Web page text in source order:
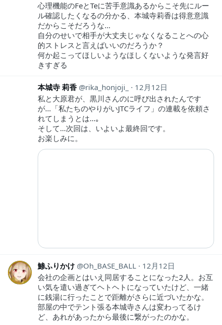
心理機能のFeとTeに苦手意識あるからこそ先にルー
ル確認したくなるの分かる、本城寺莉香は得意意識
だからこそだろうな…
自分のせいで相手が大丈夫じゃなくなることへの心
的ストレスと言えばいいのだろうか？
何か起こってほしいようなほしくないような発言好
きすぎる
本城寺 莉香 rika_honjoji_
12月12日
私と大原君が、黒川さんのに呼び出されたんです
が…「私たちのやりがいJTCライフ」の連載を依頼さ
れてしまうとは…｡
そして…次回は、いよいよ最終回です。
お楽しみに。
鯵ふりかけ Oh_BASE_BALL
12月12日
会社の企画とはいえ同居することになった2人。お互
い気を遣い過ぎてヘトヘトになっていたけど、一緒
に銭湯に行ったことで距離がさらに近づいたかな。
部屋の中でテント張る本城寺さんは変わってるけ
ど、あれがあったから最後に繋がったのかな。